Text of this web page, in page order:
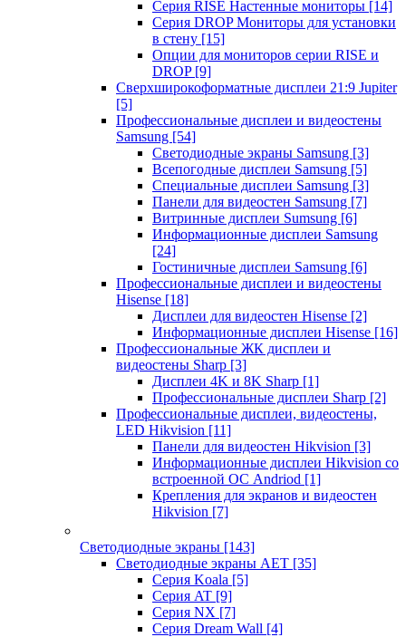
Серия RISE Настенные мониторы [14]
Серия DROP Мониторы для установки
в стену [15]
Опции для мониторов серии RISE и
DROP [9]
Сверхширокоформатные дисплеи 21:9 Jupiter
[5]
Профессиональные дисплеи и видеостены
Samsung [54]
Светодиодные экраны Samsung [3]
Всепогодные дисплеи Samsung [5]
Специальные дисплеи Samsung [3]
Панели для видеостен Samsung [7]
Витринные дисплеи Sumsung [6]
Информационные дисплеи Samsung
[24]
Гостиничные дисплеи Samsung [6]
Профессиональные дисплеи и видеостены
Hisense [18]
Дисплеи для видеостен Hisense [2]
Информационные дисплеи Hisense [16]
Профессиональные ЖК дисплеи и
видеостены Sharp [3]
Дисплеи 4K и 8K Sharp [1]
Профессиональные дисплеи Sharp [2]
Профессиональные дисплеи, видеостены,
LED Hikvision [11]
Панели для видеостен Hikvision [3]
Информационные дисплеи Hikvision со
встроенной ОС Andriod [1]
Крепления для экранов и видеостен
Hikvision [7]
Светодиодные экраны [143]
Светодиодные экраны AET [35]
Cерия Koala [5]
Серия AT [9]
Серия NX [7]
Серия Dream Wall [4]